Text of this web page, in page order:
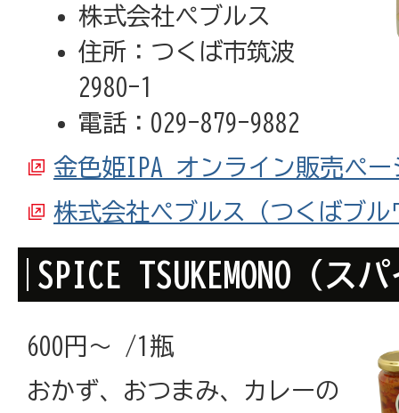
株式会社ペブルス
住所：つくば市筑波
2980-1
電話：029-879-9882
金色姫IPA オンライン販売ペー
株式会社ペブルス（つくばブ
SPICE TSUKEMONO（ス
600円～ /1瓶
おかず、おつまみ、カレーの